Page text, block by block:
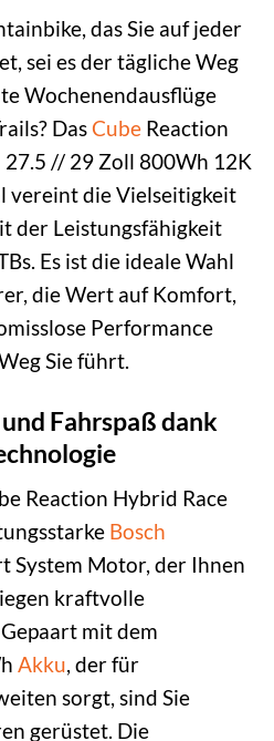
das Sie auf jeder
sei es der tägliche Weg
Wochenendausflüge
DasCube Reaction
// 29 Zoll 800Wh 12K
vereint die Vielseitigkeit
der Leistungsfähigkeit
Es ist die ideale Wahl
die Wert auf Komfort,
Performance
Sie führt.
Fahrspaß dank
Reaction Hybrid Race
Bosch
System Motor, der Ihnen
kraftvolle
mit dem
Akku, der für
sorgt, sind Sie
gerüstet. Die